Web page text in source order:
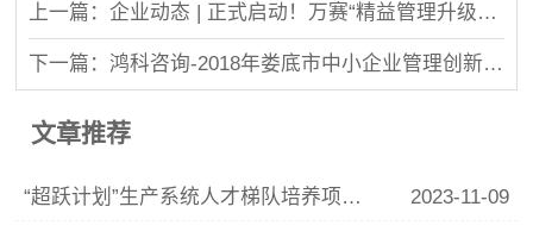
上一篇：企业动态 | 正式启动！万赛“精益管理升级体系”！
下一篇：鸿科咨询-2018年娄底市中小企业管理创新培训班圆满落幕
文章推荐
“超跃计划”生产系统人才梯队培养项目正式启动 2023-11-09